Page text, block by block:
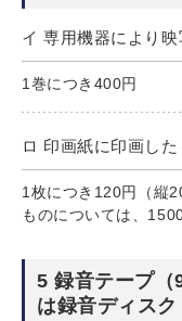
イ 専用機器により
1巻につき400円
ロ 印画紙に印画し
1枚につき120円（縦
ものについては、1500
5 録音テープ（
は録音ディスク